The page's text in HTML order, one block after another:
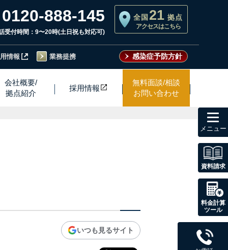
0120-888-145
受付時間：9〜20時(土日祝も対応可)
全国 21 拠点
アクセスはこちら
情報 業務提携 感染症予防方針
会社概要/
拠点紹介
採用情報
無料面談/相談
お問い合わせ
いつも見るサイト
資料請求
料金計算
ツール